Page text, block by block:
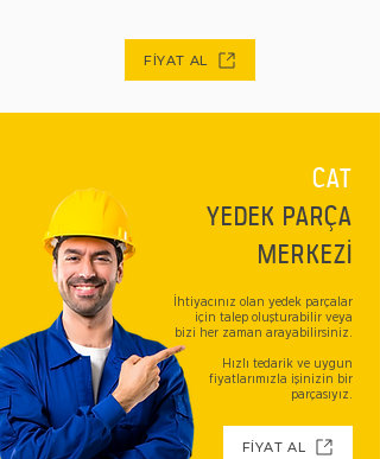
FİYAT AL
CAT
YEDEK PARÇA
MERKEZİ
İhtiyacınız olan yedek parçalar
için talep oluşturabilir veya
bizi her zaman arayabilirsiniz.
Hızlı tedarik ve uygun
fiyatlarımızla işinizin bir
parçasıyız.
FİYAT AL